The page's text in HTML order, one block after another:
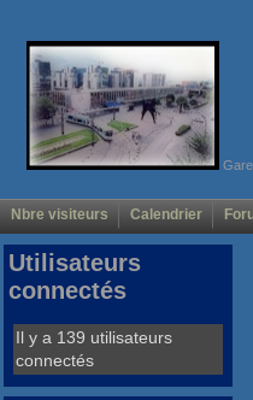
Nbre visiteurs Calendrier
Utilisateurs
connectés
Il y a 139 utilisateurs
connectés